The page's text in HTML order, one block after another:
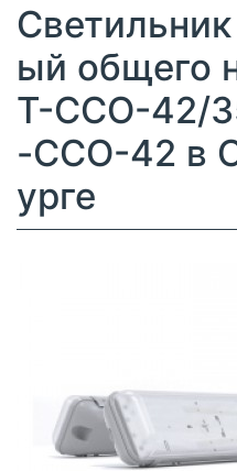
ый общего
Т-ССО-42/
-ССО-42 в
урге